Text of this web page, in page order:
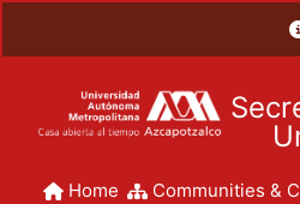
Home Communities &